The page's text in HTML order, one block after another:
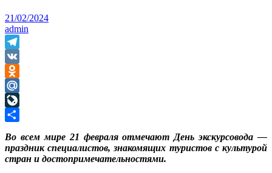
21/02/2024
admin
Telegram
VK
Odnoklassniki
Mail.Ru
LiveJournal
Во всем мире 21 февраля отмечают День экскурсовода —
праздник специалистов, знакомящих туристов с культурой
стран и достопримечательностями.